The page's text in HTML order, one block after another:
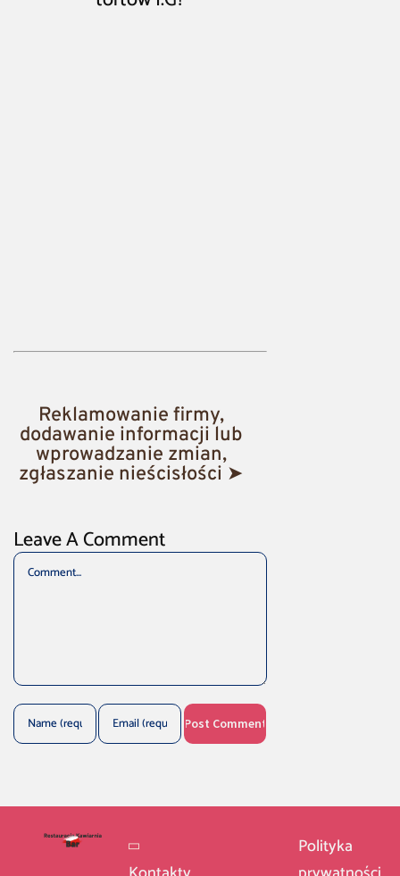
Reklamowanie firmy,
dodawanie informacji lub
wprowadzanie zmian,
zgłaszanie nieścisłości ➤
Leave A Comment
Comment
Polityka